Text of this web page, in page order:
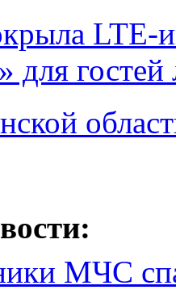
LTE-
для гостей
МЧС